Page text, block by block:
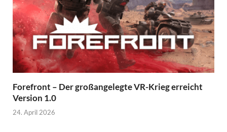
Forefront – Der großangelegte VR-Krieg erreicht
Version 1.0
24. April 2026